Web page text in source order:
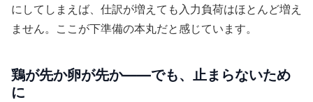
にしてしまえば、仕訳が増えても入力負荷はほとんど増え
ません。ここが下準備の本丸だと感じています。
鶏が先か卵が先か——でも、止まらないため
に